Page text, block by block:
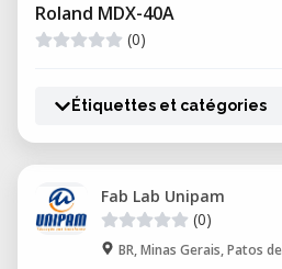
Roland MDX-40A
(0)
Étiquettes et catégories
Fab Lab Unipam
(0)
BR, Minas Gerais, Patos